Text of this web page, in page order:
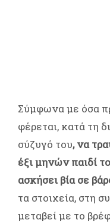
Σύμφωνα με όσα
φέρεται, κατά τη
σύζυγό του, να
έξι μηνών παιδί
ασκήσει βία σε
τα στοιχεία, στη
μεταβεί με το